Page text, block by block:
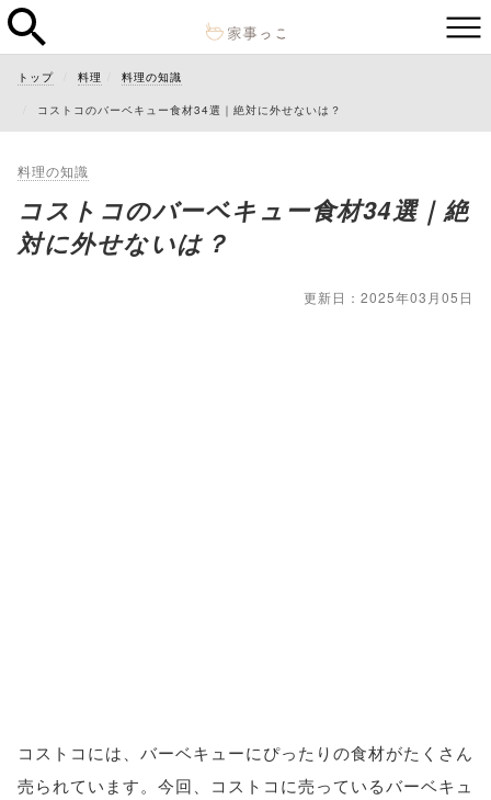
トップ 料理 料理の知識
コストコのバーベキュー食材34選｜絶対に外せないは？
料理の知識
コストコのバーベキュー食材34選｜絶
対に外せないは？
更新日：2025年03月05日
コストコには、バーベキューにぴったりの食材がたくさん
売られています。今回、コストコに売っているバーベキュ